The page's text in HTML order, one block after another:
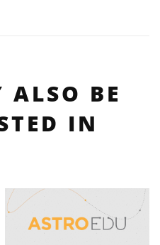
BE
IN